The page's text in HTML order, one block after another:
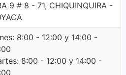
9 # 8 - 71, CHIQUINQUIRA -
8:00 - 12:00 y 14:00 -
8:00 - 12:00 y 14:00 -